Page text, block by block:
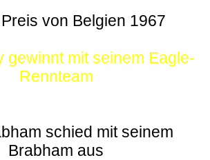
von Belgien 1967
gewinnt mit seinem Eagle-
Rennteam
schied mit seinem
Brabham aus